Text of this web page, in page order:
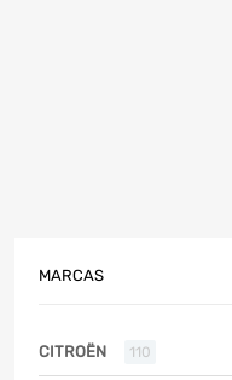
MARCAS
CITROËN 110